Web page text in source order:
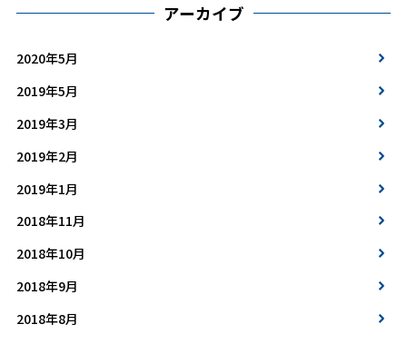
アーカイブ
2020年5月
2019年5月
2019年3月
2019年2月
2019年1月
2018年11月
2018年10月
2018年9月
2018年8月